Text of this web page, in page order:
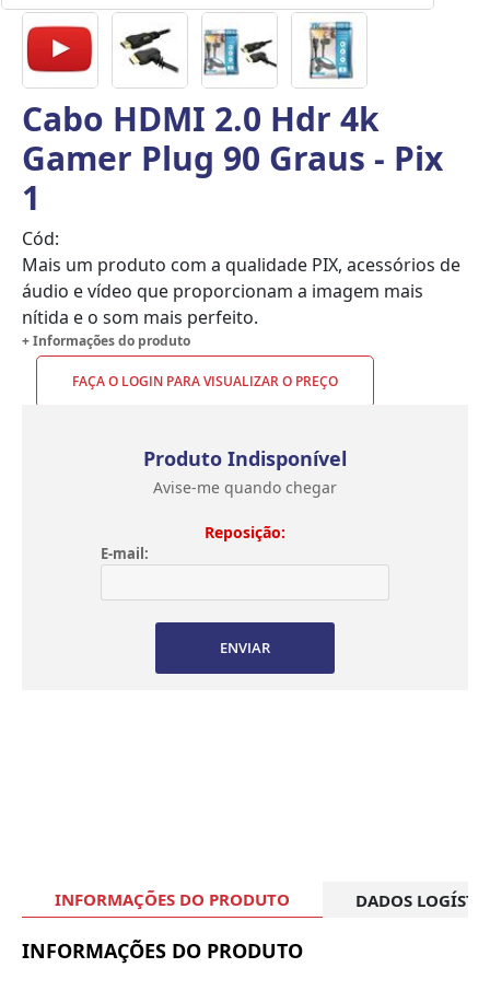
Cabo HDMI 2.0 Hdr 4k
Gamer Plug 90 Graus - Pix
1
Cód:
Mais um produto com a qualidade PIX, acessórios de
áudio e vídeo que proporcionam a imagem mais
nítida e o som mais perfeito.
+ Informações do produto
FAÇA O LOGIN PARA VISUALIZAR O PREÇO
Produto Indisponível
Avise-me quando chegar
Reposição:
E-mail:
ENVIAR
INFORMAÇÕES DO PRODUTO DADOS
INFORMAÇÕES DO PRODUTO